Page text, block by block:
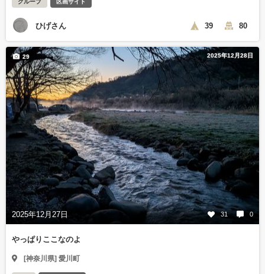
ひげさん 39 80
2025年12月28日
2025年12月27日 31 0
29
やっぱりここなのよ
[神奈川県] 愛川町